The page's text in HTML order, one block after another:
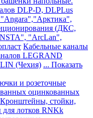
DLP-D, DLPLus
(ДКС,
"ArcLan",
Кабельные каналы
LEGRAND
(Чехия) ... Показать
и розеточные
оцинкованных
Кронштейны, стойки,
для лотков RNKk